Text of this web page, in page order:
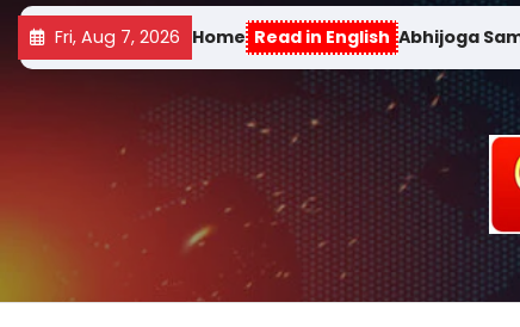
Fri, Aug 7, 2026 Home Read in English Abhijoga